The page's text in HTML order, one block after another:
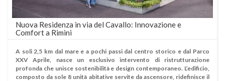
Nuova Residenza in via del Cavallo: Innovazione e
Comfort a Rimini
A soli 2,5 km dal mare e a pochi passi dal centro storico e dal Parco
XXV Aprile, nasce un esclusivo intervento di ristrutturazione
profonda che unisce sostenibilità e design contemporaneo. L’edificio,
composto da sole 8 unità abitative servite da ascensore, ridefinisce il